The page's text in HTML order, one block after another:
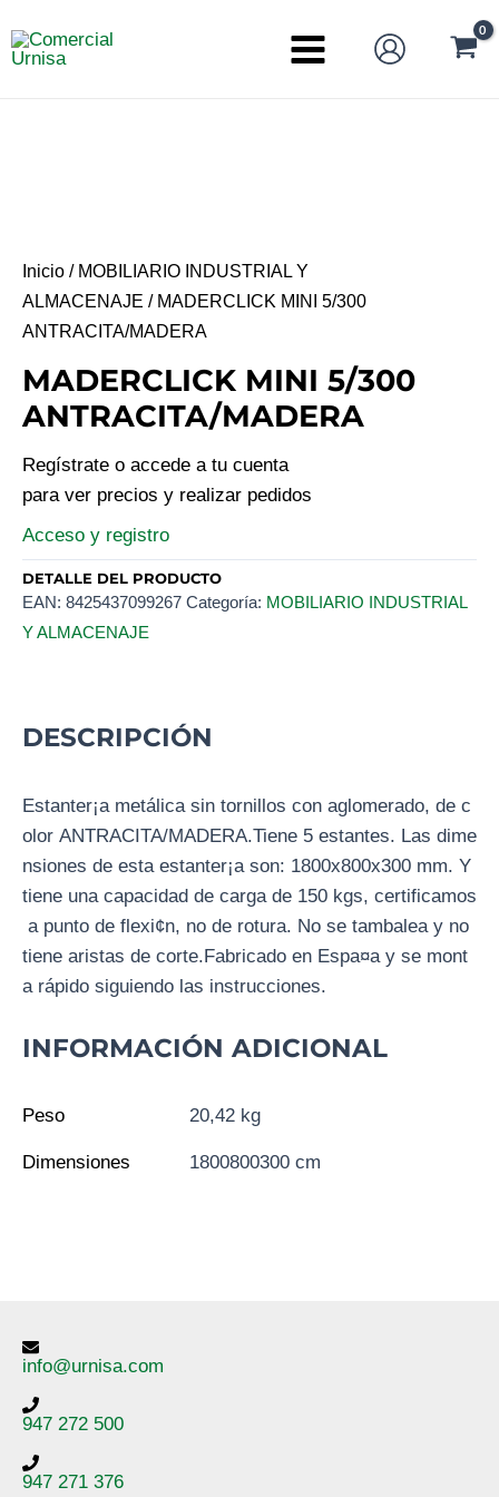
al
Main
Inicio / MOBILIARIO INDUSTRIAL Y
ALMACENAJE / MADERCLICK MINI 5/300
ANTRACITA/MADERA
MADERCLICK MINI 5/300
ANTRACITA/MADERA
Regístrate o accede a tu cuenta
para ver precios y realizar pedidos
Acceso y registro
DETALLE DEL PRODUCTO
EAN: 8425437099267 Categoría: MOBILIARIO INDUSTRIAL
Y ALMACENAJE
DESCRIPCIÓN
Estanter¡a metálica sin tornillos con aglomerado, de c
olor ANTRACITA/MADERA.Tiene 5 estantes. Las dime
nsiones de esta estanter¡a son: 1800x800x300 mm. Y
tiene una capacidad de carga de 150 kgs, certificamos
a punto de flexi¢n, no de rotura. No se tambalea y no
tiene aristas de corte.Fabricado en Espa¤a y se mont
a rápido siguiendo las instrucciones.
INFORMACIÓN ADICIONAL
Peso 20,42 kg
Dimensiones 1800800300 cm
info@urnisa.com
947 272 500
947 271 376